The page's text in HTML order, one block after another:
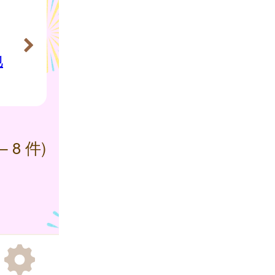
8 件)